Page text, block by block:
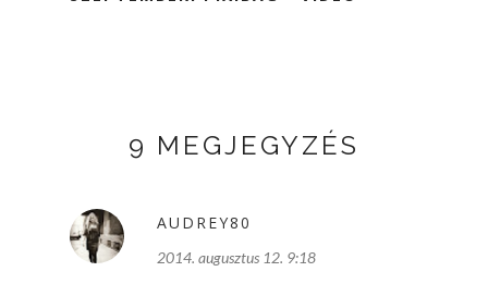
9 MEGJEGYZÉS
AUDREY80
2014. augusztus 12. 9:18